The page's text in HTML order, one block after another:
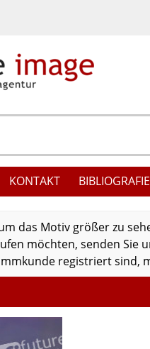
KONTAKT BIBLIOGRAFIE
das Motiv größer zu
möchten, senden Sie
registriert sind,